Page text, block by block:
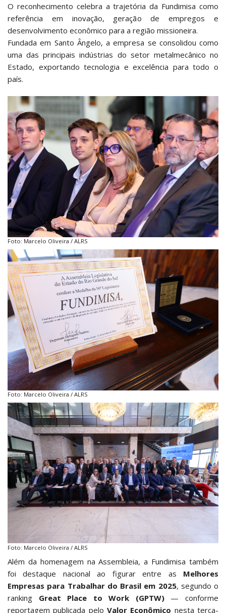
O reconhecimento celebra a trajetória da Fundimisa como
referência em inovação, geração de empregos e
desenvolvimento econômico para a região missioneira.
Fundada em Santo Ângelo, a empresa se consolidou como
uma das principais indústrias do setor metalmecânico no
Estado, exportando tecnologia e excelência para todo o
país.
Foto: Marcelo Oliveira / ALRS
Foto: Marcelo Oliveira / ALRS
Foto: Marcelo Oliveira / ALRS
Além da homenagem na Assembleia, a Fundimisa também
foi destaque nacional ao figurar entre as Melhores
Empresas para Trabalhar do Brasil em 2025, segundo o
ranking Great Place to Work (GPTW)— conforme
reportagem publicada pelo Valor Econômico nesta terça-